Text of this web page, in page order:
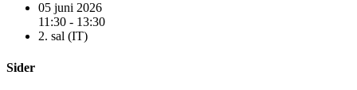
05 juni 2026
11:30 - 13:30
2. sal (IT)
Sider